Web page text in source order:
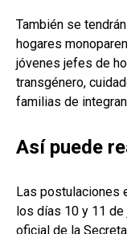
También se
hogares
jóvenes jefes de
transgénero,
familias de
Así puede
Las postulaciones
los días 10 y 11
oficial de la